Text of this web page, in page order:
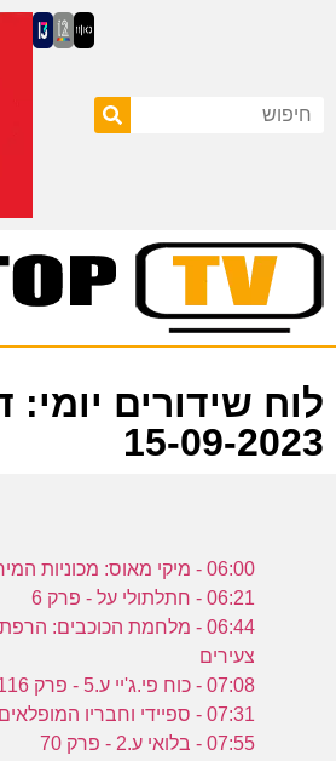
לוח שידורים יומי:
15-09-2023
06:00 - מיקי מאוס: מכוניות המירוץ - פרק 2
06:21 - חתלתולי על - פרק 6
06:44 - מלחמת הכוכבים:
צעירים
07:08 - כוח פי.ג'יי ע.5 - פרק 116
07:31 - ספיידי וחבריו המופלאים ע.2 - פרק 27
07:55 - בלואי ע.2 - פרק 70